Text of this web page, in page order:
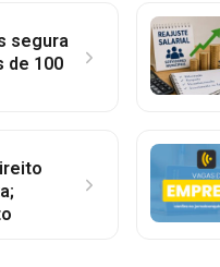
segura
de 100